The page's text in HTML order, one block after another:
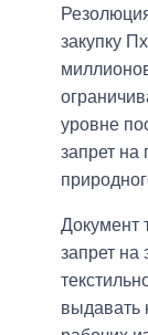
закупку
уровне
запрет
Документ
запрет на
выдавать